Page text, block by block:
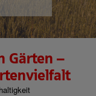
Gärten –